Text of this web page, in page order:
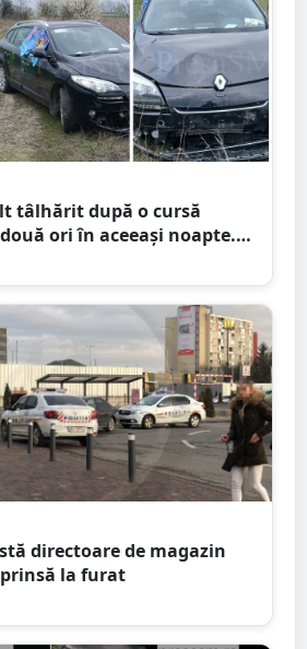
tâlhărit după o cursă
ori în aceeași noapte.
este minor
directoare de magazin
la furat